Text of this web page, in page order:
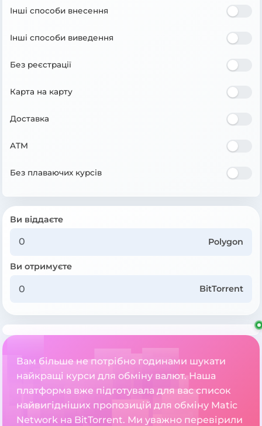
Інші способи внесення
Інші способи виведення
Без реєстрації
Карта на карту
Доставка
ATM
Без плаваючих курсів
Ви віддаєте
Polygon
Ви отримуєте
BitTorrent
Вам більше не потрібно годинами шукати
найкращі курси для обміну валют. Наша
платформа вже підготувала для вас список
найвигідніших пропозицій для обміну Matic
Network на BitTorrent. Ми уважно перевірили